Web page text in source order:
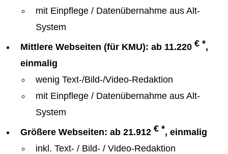
mit Einpflege / Datenübernahme aus Alt-
System
Mittlere Webseiten (für KMU): ab 11.220 € *,
einmalig
wenig Text-/Bild-/Video-Redaktion
mit Einpflege / Datenübernahme aus Alt-
System
Größere Webseiten: ab 21.912 € *, einmalig
inkl. Text- / Bild- / Video-Redaktion